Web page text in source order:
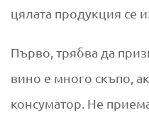
цялата продукция се
Първо, трябва да
вино е много скъпо,
консуматор. Не